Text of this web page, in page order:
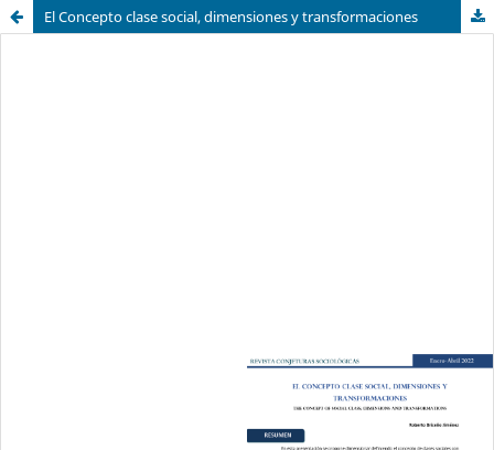
El Concepto clase social, dimensiones y transformaciones